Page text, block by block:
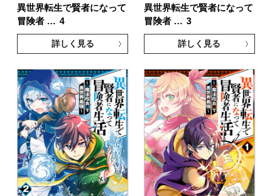
異世界転生で賢者になって
冒険者 … 4
詳しく見る
異世界転生で賢者になって
冒険者 … 3
詳しく見る